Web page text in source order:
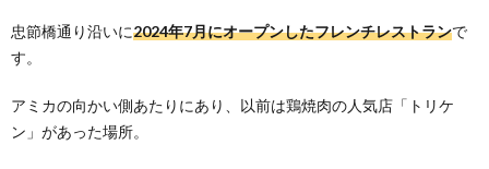
忠節橋通り沿いに2024年7月にオープンしたフレンチレストランで
す。
アミカの向かい側あたりにあり、以前は鶏焼肉の人気店「トリケ
ン」があった場所。